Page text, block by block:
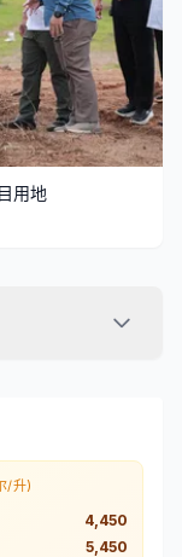
用地
/升)
4,450
5,450